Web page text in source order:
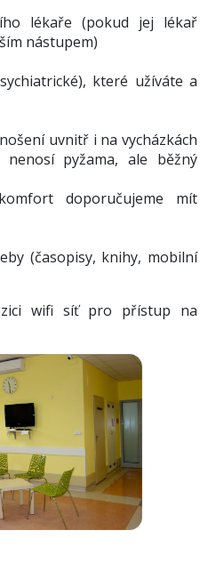
lékaře (pokud jej lékař
nástupem)
které užíváte a
uvnitř i na vycházkách
pyžama, ale běžný
doporučujeme mít
(časopisy, knihy, mobilní
wifi síť pro přístup na